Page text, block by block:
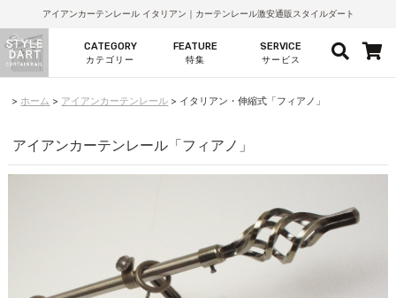
アイアンカーテンレール イタリアン｜カーテンレール激安通販スタイルダート
CATEGORY
カテゴリー
FEATURE
特集
SERVICE
サービス
ホーム アイアンカーテンレール イタリアン・伸縮式「フィアノ」
アイアンカーテンレール「フィアノ」